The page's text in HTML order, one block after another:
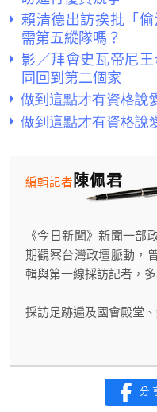
賴清德出訪挨批「
需第五縱隊嗎？
影／拜會史瓦帝尼
同回到第二個家
陳佩君
編輯記者
《今日新聞》新聞一部
期觀察台灣政壇脈動，
輯與第一線採訪記者，
採訪足跡遍及國會殿堂
分